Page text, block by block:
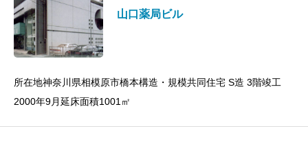
山口薬局ビル
所在地神奈川県相模原市橋本構造・規模共同住宅 S造 3階竣工
2000年9月延床面積1001㎡